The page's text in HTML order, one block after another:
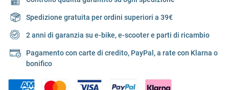
Spedizione gratuita per ordini superiori a 39€
2 anni di garanzia su e-bike, e-scooter e parti di ricambio
Pagamento con carte di credito, PayPal, a rate con Klarna o
bonifico